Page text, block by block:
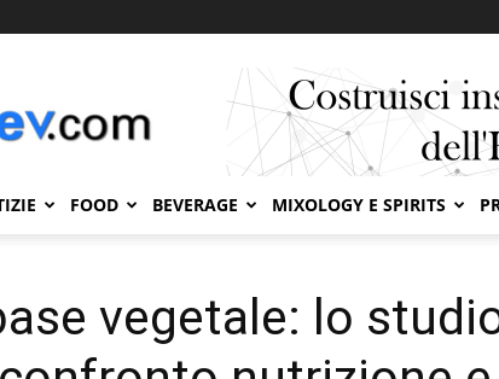
FOOD BEVERAGE MIXOLOGY E SPIRITS
vegetale: lo